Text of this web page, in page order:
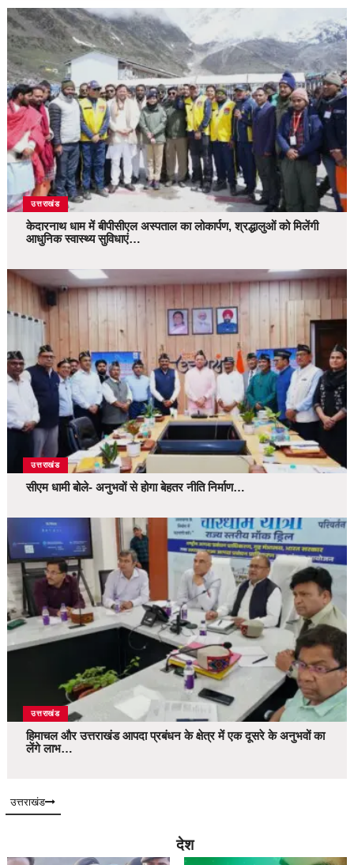
उत्तराखंड
केदारनाथ धाम में बीपीसीएल अस्पताल का लोकार्पण, श्रद्धालुओं को मिलेंगी
आधुनिक स्वास्थ्य सुविधाएं…
उत्तराखंड
सीएम धामी बोले- अनुभवों से होगा बेहतर नीति निर्माण…
उत्तराखंड
हिमाचल और उत्तराखंड आपदा प्रबंधन के क्षेत्र में एक दूसरे के अनुभवों का
लेंगे लाभ…
उत्तराखंड
देश